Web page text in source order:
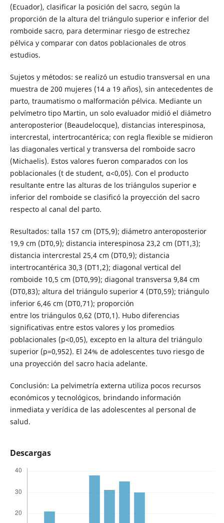
(Ecuador), clasificar la posición del sacro, según la
proporción de la altura del triángulo superior e inferior del
romboide sacro, para determinar riesgo de estrechez
pélvica y comparar con datos poblacionales de otros
estudios.
Sujetos y métodos: se realizó un estudio transversal en una
muestra de 200 mujeres (14 a 19 años), sin antecedentes de
parto, traumatismo o malformación pélvica. Mediante un
pelvímetro tipo Martin, un solo evaluador midió el diámetro
anteroposterior (Beaudelocque), distancias interespinosa,
intercrestal, intertrocantérica; con regla flexible se midieron
las diagonales vertical y transversa del romboide sacro
(Michaelis). Estos valores fueron comparados con los
poblacionales (t de student, α<0,05). Con el producto
resultante entre las alturas de los triángulos superior e
inferior del romboide se clasificó la proyección del sacro
respecto al canal del parto.
Resultados: talla 157 cm (DT5,9); diámetro anteroposterior
19,9 cm (DT0,9); distancia interespinosa 23,2 cm (DT1,3);
distancia intercrestal 25,4 cm (DT0,9); distancia
intertrocantérica 30,3 (DT1,2); diagonal vertical del
romboide 10,5 cm (DT0,99); diagonal transversa 9,84 cm
(DT0,83); altura del triángulo superior 4 (DT0,59); triángulo
inferior 6,46 cm (DT0,71); proporción
entre los triángulos 0,62 (DT0,1). Hubo diferencias
significativas entre estos valores y los promedios
poblacionales (p<0,05), excepto en la altura del triángulo
superior (p=0,952). El 24% de adolescentes tuvo riesgo de
una proyección del sacro hacia adelante.
Conclusión: La pelvimetría externa utiliza pocos recursos
económicos y tecnológicos, brindando información
inmediata y verídica de las adolescentes al personal de
salud.
Descargas